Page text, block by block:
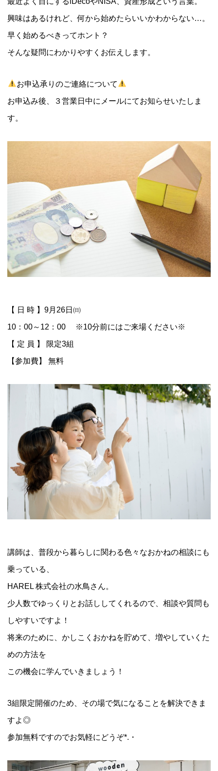
興味はあるけれど、何から始めたらいいかわからない…。
早く始めるべきってホント？
そんな疑問にわかりやすくお伝えします。
お申込承りのご連絡について
お申込み後、３営業日中にメールにてお知らせいたしま
す。
【 日 時 】9月26日㈰
10：00～12：00 ※10分前にはご来場ください※
【 定 員 】 限定3組
【参加費】 無料
講師は、普段から暮らしに関わる色々なおかねの相談にも
乗っている、
HAREL 株式会社の水鳥さん。
少人数でゆっくりとお話ししてくれるので、相談や質問も
しやすいですよ！
将来のために、かしこくおかねを貯めて、増やしていくた
めの方法を
この機会に学んでいきましょう！
3組限定開催のため、その場で気になることを解決できま
すよ◎
参加無料ですのでお気軽にどうぞ*.・